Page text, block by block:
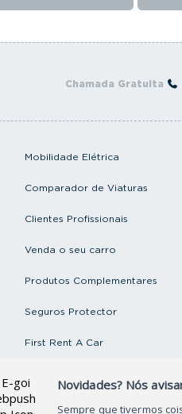
Chamada Gratuita
Mobilidade Elétrica
Comparador de Viaturas
Clientes Profissionais
Venda o seu carro
Produtos Complementares
Seguros Protector
First Rent A Car
Recrutamento